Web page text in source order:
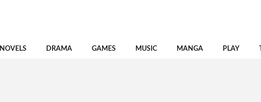
NOVELS DRAMA GAMES MUSIC MANGA PLAY